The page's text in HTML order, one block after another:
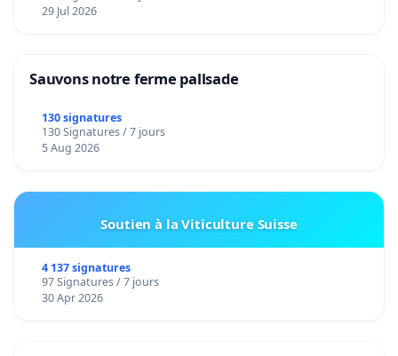
29 Jul 2026
Sauvons notre ferme pallsade
130 signatures
130 Signatures / 7 jours
5 Aug 2026
Soutien à la Viticulture Suisse
4 137 signatures
97 Signatures / 7 jours
30 Apr 2026